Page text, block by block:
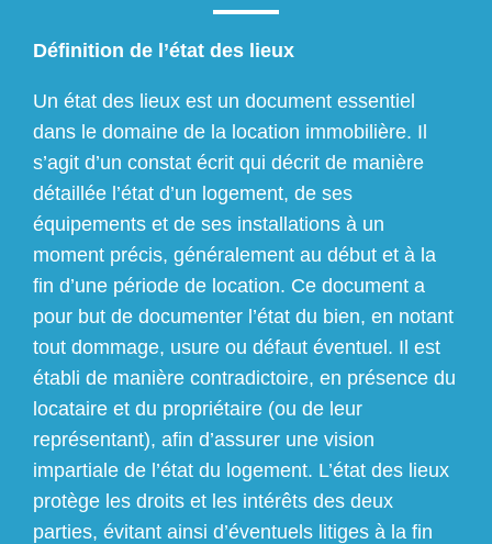
Définition de l’état des lieux
Un état des lieux est un document essentiel
dans le domaine de la location immobilière. Il
s’agit d’un constat écrit qui décrit de manière
détaillée l’état d’un logement, de ses
équipements et de ses installations à un
moment précis, généralement au début et à la
fin d’une période de location. Ce document a
pour but de documenter l’état du bien, en notant
tout dommage, usure ou défaut éventuel. Il est
établi de manière contradictoire, en présence du
locataire et du propriétaire (ou de leur
représentant), afin d’assurer une vision
impartiale de l’état du logement. L’état des lieux
protège les droits et les intérêts des deux
parties, évitant ainsi d’éventuels litiges à la fin